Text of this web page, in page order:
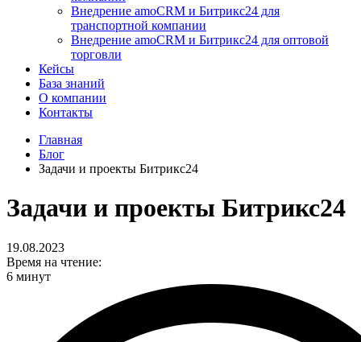
Внедрение amoCRM и Битрикс24 для
транспортной компании
Внедрение amoCRM и Битрикс24 для оптовой
торговли
Кейсы
База знаний
О компании
Контакты
Главная
Блог
Задачи и проекты Битрикс24
Задачи и проекты Битрикс24
19.08.2023
Время на чтение:
6 минут